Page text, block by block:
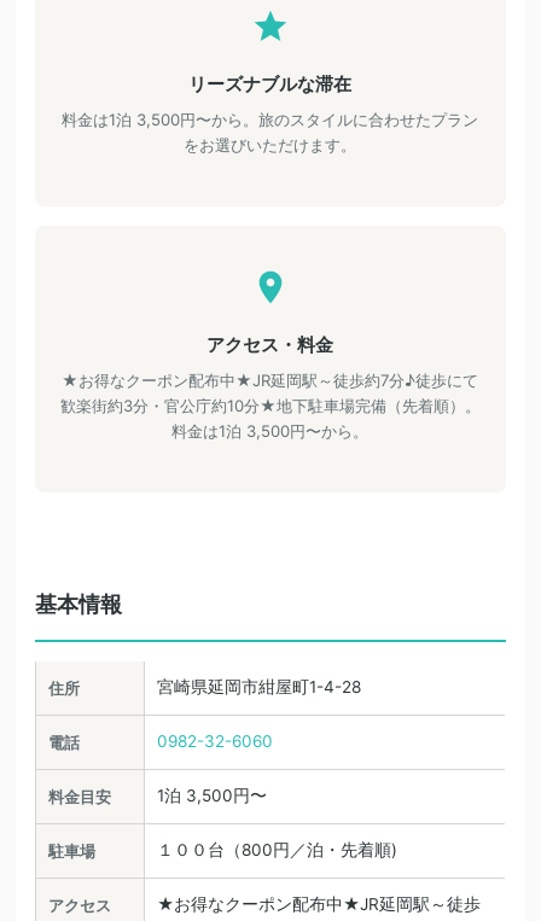
リーズナブルな滞在
料金は1泊 3,500円〜から。旅のスタイルに合わせたプラン
をお選びいただけます。
アクセス・料金
★お得なクーポン配布中★JR延岡駅～徒歩約7分♪徒歩にて
歓楽街約3分・官公庁約10分★地下駐車場完備（先着順）。
料金は1泊 3,500円〜から。
基本情報
住所 宮崎県延岡市紺屋町1-4-28
電話 0982-32-6060
料金目安 1泊 3,500円〜
駐車場 １００台（800円／泊・先着順)
アクセス
★お得なクーポン配布中★JR延岡駅～徒歩